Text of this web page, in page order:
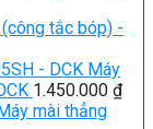
tắc bóp) -
Máy
1.450.000 ₫
mài thẳng